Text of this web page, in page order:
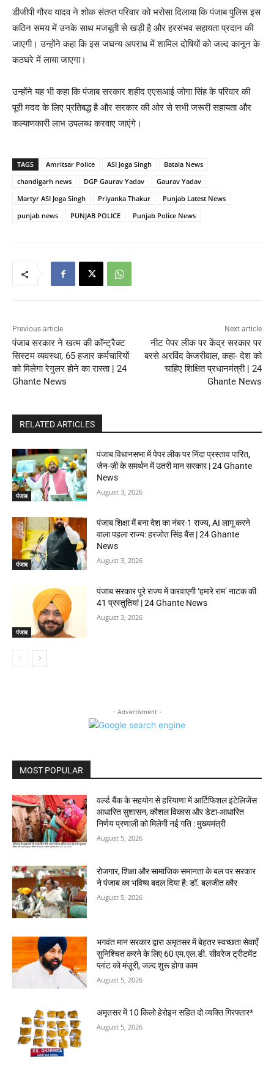
डीजीपी गौरव यादव ने शोक संतप्त परिवार को भरोसा दिलाया कि पंजाब पुलिस इस
कठिन समय में उनके साथ मजबूती से खड़ी है और हरसंभव सहायता प्रदान की
जाएगी। उन्होंने कहा कि इस जघन्य अपराध में शामिल दोषियों को जल्द कानून के
कठघरे में लाया जाएगा।
उन्होंने यह भी कहा कि पंजाब सरकार शहीद एएसआई जोगा सिंह के परिवार की
पूरी मदद के लिए प्रतिबद्ध है और सरकार की ओर से सभी जरूरी सहायता और
कल्याणकारी लाभ उपलब्ध करवाए जाएंगे।
TAGS Amritsar Police ASI Joga Singh
Batala News
chandigarh news
DGP Gaurav Yadav
Gaurav Yadav
Martyr ASI Joga Singh
Priyanka Thakur
Punjab Latest News
punjab news
PUNJAB POLICE Punjab Police News
Previous article
पंजाब सरकार ने खत्म की कॉन्ट्रैक्ट
सिस्टम व्यवस्था, 65 हजार कर्मचारियों
को मिलेगा रेगुलर होने का रास्ता | 24
Ghante News
Next article
नीट पेपर लीक पर केंद्र सरकार पर
बरसे अरविंद केजरीवाल, कहा- देश को
चाहिए शिक्षित प्रधानमंत्री | 24
Ghante News
RELATED ARTICLES
पंजाब
पंजाब विधानसभा में पेपर लीक पर निंदा प्रस्ताव पारित,
जेन-ज़ी के समर्थन में उतरी मान सरकार | 24 Ghante
News
August 3, 2026
पंजाब
पंजाब शिक्षा में बना देश का नंबर-1 राज्य, AI लागू करने
वाला पहला राज्य: हरजोत सिंह बैंस | 24 Ghante
News
August 3, 2026
पंजाब
पंजाब सरकार पूरे राज्य में करवाएगी ‘हमारे राम’ नाटक की
41 प्रस्तुतियां | 24 Ghante News
August 3, 2026
- Advertisment -
MOST POPULAR
वर्ल्ड बैंक के सहयोग से हरियाणा में आर्टिफिशल इंटेलिजेंस
आधारित सुशासन, कौशल विकास और डेटा-आधारित
निर्णय प्रणाली को मिलेगी नई गति : मुख्यमंत्री
August 5, 2026
रोजगार, शिक्षा और सामाजिक समानता के बल पर सरकार
ने पंजाब का भविष्य बदल दिया है: डॉ. बलजीत कौर
August 5, 2026
भगवंत मान सरकार द्वारा अमृतसर में बेहतर स्वच्छता सेवाएँ
सुनिश्चित करने के लिए 60 एम.एल.डी. सीवरेज ट्रीटमेंट
प्लांट को मंज़ूरी, जल्द शुरू होगा काम
August 5, 2026
अमृतसर में 10 किलो हेरोइन सहित दो व्यक्ति गिरफ्तार*
August 5, 2026